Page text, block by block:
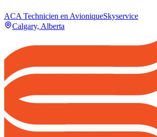
ACA Technicien en AvioniqueSkyservice
Calgary, Alberta